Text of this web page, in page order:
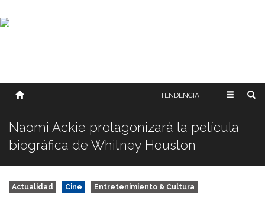
SOBRE NOSOTROS
TENDENCIA
Naomi Ackie protagonizará la película
biográfica de Whitney Houston
Actualidad Cine Entretenimiento & Cultura